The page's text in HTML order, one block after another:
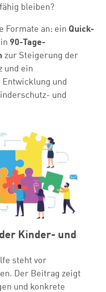
bleiben?
Formate an: ein Quick-
90-Tage-
zur Steigerung der
und ein
Entwicklung und
und
Kinder- und
steht vor
Der Beitrag zeigt
und konkrete